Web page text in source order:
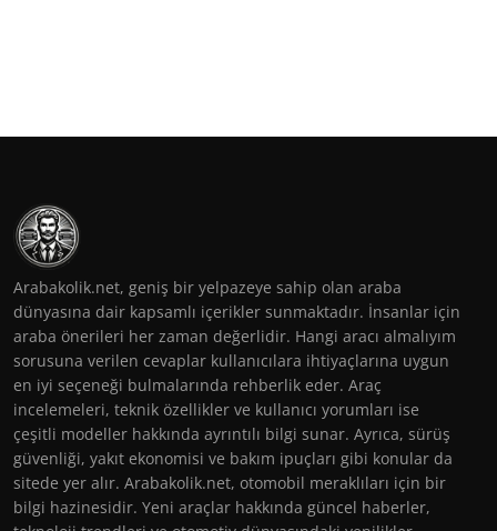
Arabakolik.net, geniş bir yelpazeye sahip olan araba
dünyasına dair kapsamlı içerikler sunmaktadır. İnsanlar için
araba önerileri her zaman değerlidir. Hangi aracı almalıyım
sorusuna verilen cevaplar kullanıcılara ihtiyaçlarına uygun
en iyi seçeneği bulmalarında rehberlik eder. Araç
incelemeleri, teknik özellikler ve kullanıcı yorumları ise
çeşitli modeller hakkında ayrıntılı bilgi sunar. Ayrıca, sürüş
güvenliği, yakıt ekonomisi ve bakım ipuçları gibi konular da
sitede yer alır. Arabakolik.net, otomobil meraklıları için bir
bilgi hazinesidir. Yeni araçlar hakkında güncel haberler,